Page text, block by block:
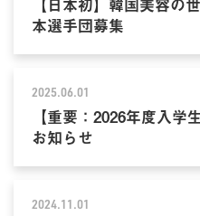
本選手団募集
2025.06.01
【重要：2026年度入
お知らせ
2024.11.01